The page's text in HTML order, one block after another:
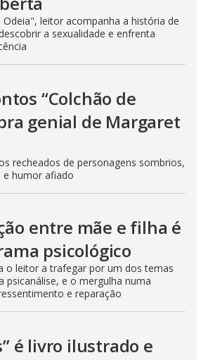
leitor acompanha a história de
a sexualidade e enfrenta
“Colchão de
genial de Margaret
recheados de personagens sombrios,
humor afiado
entre mãe e filha é
psicológico
o leitor a trafegar por um dos temas
psicanálise, e o mergulha numa
e reparação
é livro ilustrado e